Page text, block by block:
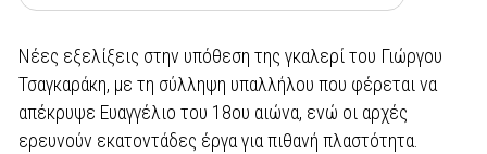
Νέες εξελίξεις στην υπόθεση της γκαλερί του Γιώργου
Τσαγκαράκη, με τη σύλληψη υπαλλήλου που φέρεται να
απέκρυψε Ευαγγέλιο του 18ου αιώνα, ενώ οι αρχές
ερευνούν εκατοντάδες έργα για πιθανή πλαστότητα.